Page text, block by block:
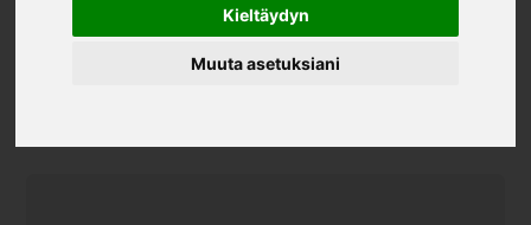
Kieltäydyn
Muuta asetuksiani